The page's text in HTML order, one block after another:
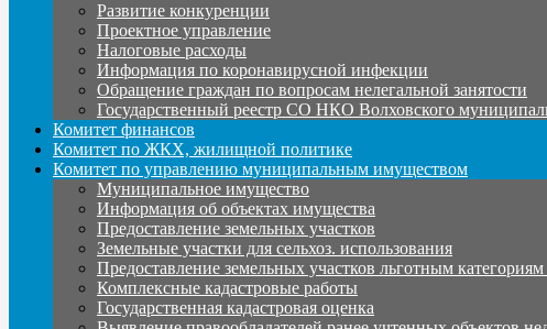
Развитие конкуренции
Проектное управление
Налоговые расходы
Информация по коронавирусной инфекции
Обращение граждан по вопросам нелегальной занятости
Государственный реестр СО НКО Волховского
Комитет финансов
Комитет по ЖКХ, жилищной политике
Комитет по управлению муниципальным имуществом
Муниципальное имущество
Информация об объектах имущества
Предоставление земельных участков
Земельные участки для сельхоз. использования
Предоставление земельных участков льготным
Комплексные кадастровые работы
Государственная кадастровая оценка